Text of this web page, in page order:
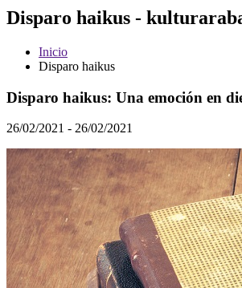
Disparo haikus -
Inicio
Disparo haikus
Disparo haikus: Una emoción en
26/02/2021 - 26/02/2021